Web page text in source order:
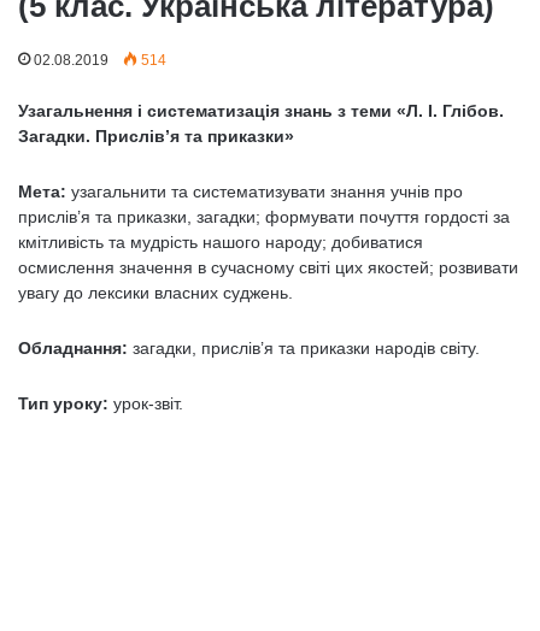
02.08.2019 514
Узагальнення і систематизація знань з теми «Л. І. Глібов.
Загадки. Прислів’я та приказки»
Мета: узагальнити та систематизувати знання учнів про
прислів’я та приказки, загадки; формувати почуття гордості за
кмітливість та мудрість нашого народу; добиватися
осмислення значення в сучасному світі цих якостей; розвивати
увагу до лексики власних суджень.
Обладнання: загадки, прислів’я та приказки народів світу.
Тип уроку: урок-звіт.